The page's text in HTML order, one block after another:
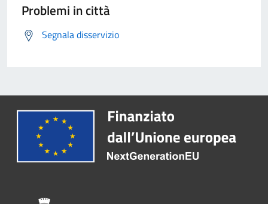
Problemi in città
Segnala disservizio